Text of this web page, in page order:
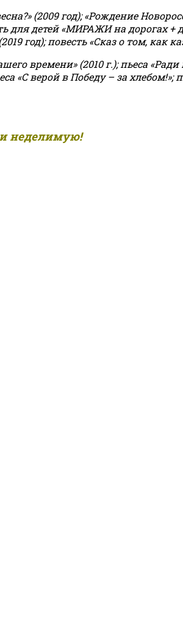
(2009 год); «Рождение
для детей «МИРАЖИ на дорогах +
год); повесть «Сказ о том, как
времени» (2010 г.); пьеса «Ради
«С верой в Победу – за хлебом!»;
неделимую!